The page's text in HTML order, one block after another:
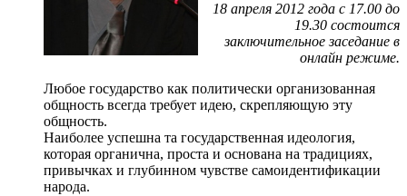
18 апреля 2012 года с 17.00 до
19.30 состоится
заключительное заседание в
онлайн режиме.
Любое государство как политически организованная
общность всегда требует идею, скрепляющую эту
общность.
Наиболее успешна та государственная идеология,
которая органична, проста и основана на традициях,
привычках и глубинном чувстве самоидентификации
народа.